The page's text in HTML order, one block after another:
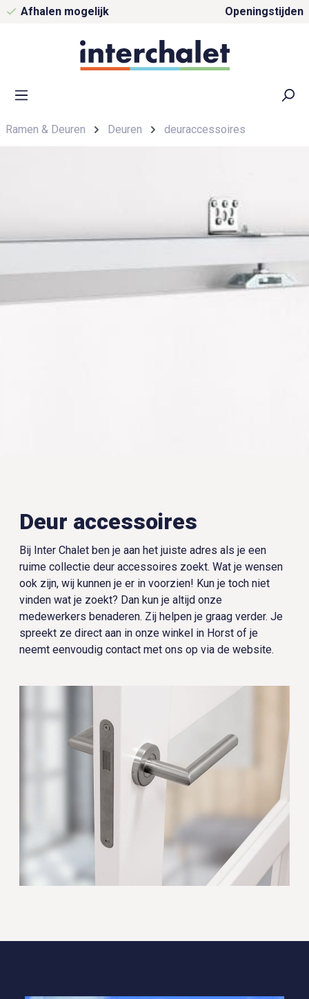
Gratis parkeren Openingstijden
Ramen & Deuren Deuren deuraccessoires
Deur accessoires
Bij Inter Chalet ben je aan het juiste adres als je een
ruime collectie deur accessoires zoekt. Wat je wensen
ook zijn, wij kunnen je er in voorzien! Kun je toch niet
vinden wat je zoekt? Dan kun je altijd onze
medewerkers benaderen. Zij helpen je graag verder. Je
spreekt ze direct aan in onze winkel in Horst of je
neemt eenvoudig contact met ons op via de website.